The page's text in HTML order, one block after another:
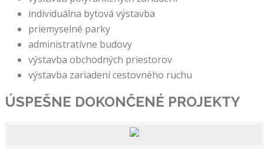
individuálna bytová výstavba
priemyselné parky
administratívne budovy
výstavba obchodných priestorov
výstavba zariadení cestovného ruchu
ÚSPEŠNE DOKONČENÉ PROJEKTY